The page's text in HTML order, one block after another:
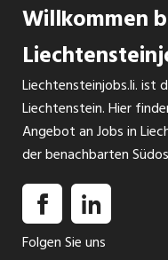
Willkommen
Liechtensteinjobs.li. ist
Liechtenstein. Hier
Angebot an Jobs in
der benachbarten
Folgen Sie uns